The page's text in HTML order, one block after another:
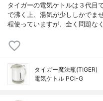
タイガーの電気ケトルは３代目
で沸く上、湯気が少ししかでま
程使っていますが、全く問題な
タイガー魔法瓶(TIGER)
電気ケトル PCI-G